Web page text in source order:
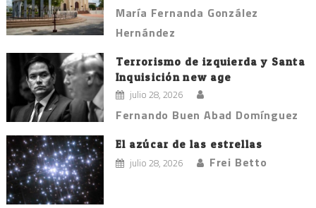
María Fernanda González
Hernández
Terrorismo de izquierda y Santa
Inquisición new age
julio 28, 2026
Fernando Buen Abad Domínguez
El azúcar de las estrellas
julio 28, 2026 Frei Betto